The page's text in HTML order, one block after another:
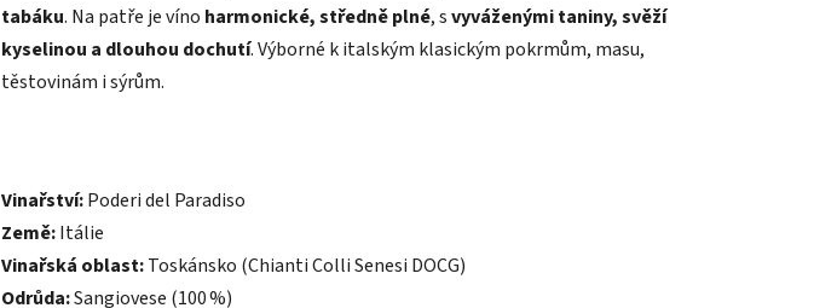
tabáku. Na patře je víno harmonické, středně plné, svyváženými taniny, svěží
kyselinou a dlouhou dochutí. Výborné k italským klasickým pokrmům, masu,
těstovinám i sýrům.
Vinařství:Poderi del Paradiso
Země:Itálie
Vinařská oblast:Toskánsko (Chianti Colli Senesi DOCG)
Odrůda:Sangiovese (100 %)